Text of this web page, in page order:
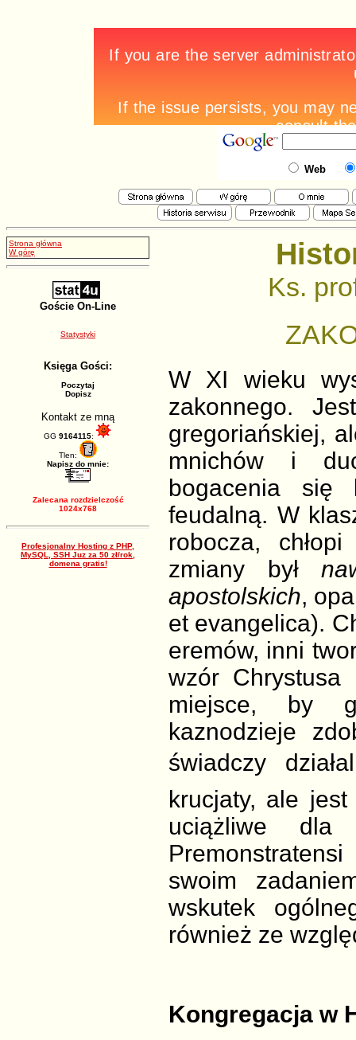
Web
Strona główna
W górę
Goście On-Line
Statystyki
Księga Gości:
Poczytaj
Dopisz
Kontakt ze mną
GG 9164115:
Tlen:
Napisz do mnie:
Zalecana rozdzielczość
1024x768
Profesjonalny Hosting z PHP,
MySQL, SSH Juz za 50 zł/rok,
domena gratis!
Ks.
W XI wieku
zakonnego.
gregoriańskiej,
mnichów i
bogacenia się
feudalną. W
robocza,
zmiany był
apostolskich,
et evangelica).
eremów, inni
wzór Chrystusa
miejsce, by
kaznodzieje
świadczy
krucjaty, ale
uciążliwe dla
swoim
wskutek
również ze
Kongregacja w